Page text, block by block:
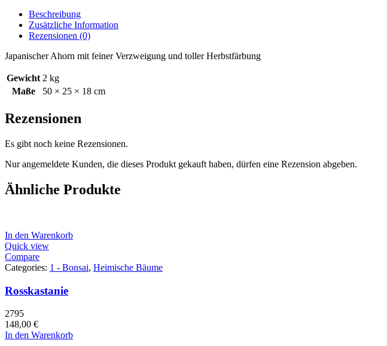
Beschreibung
Zusätzliche Information
Rezensionen (0)
Japanischer Ahorn mit feiner Verzweigung und toller Herbstfärbung
Gewicht 2 kg
Maße
50 × 25 × 18 cm
Rezensionen
Es gibt noch keine Rezensionen.
Nur angemeldete Kunden, die dieses Produkt gekauft haben, dürfen eine Rezension abgeben.
Ähnliche Produkte
In den Warenkorb
Quick view
Compare
Categories: 1 - Bonsai, Heimische Bäume
Rosskastanie
2795
148,00 €
In den Warenkorb